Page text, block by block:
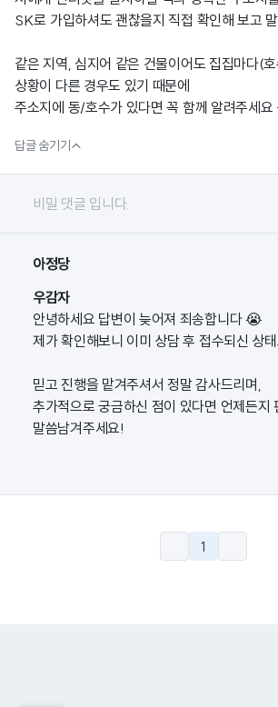
SK로 가입하셔도 괜찮을지 직접 확인해 보고
같은 지역, 심지어 같은 건물이어도 집집마다(
상황이 다른 경우도 있기 때문에
주소지에 동/호수가 있다면 꼭 함께 알려주세
답글 숨기기
비밀 댓글 입니다.
아정당
우감자
안녕하세요 답변이 늦어져 죄송합니다 😭
제가 확인해보니 이미 상담 후 접수되신 상
믿고 진행을 맡겨주셔서 정말 감사드리며,
추가적으로 궁금하신 점이 있다면 언제든지
말씀남겨주세요!
1